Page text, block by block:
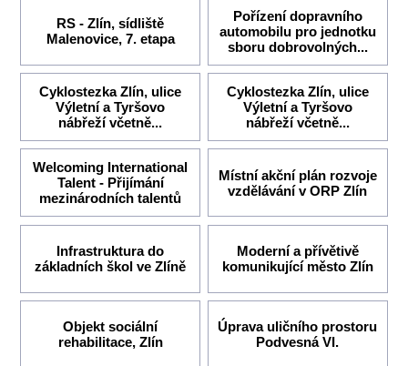
RS - Zlín, sídliště
Malenovice, 7. etapa
Pořízení dopravního
automobilu pro jednotku
sboru dobrovolných...
Cyklostezka Zlín, ulice
Výletní a Tyršovo
nábřeží včetně...
Cyklostezka Zlín, ulice
Výletní a Tyršovo
nábřeží včetně...
Welcoming International
Talent - Přijímání
mezinárodních talentů
Místní akční plán rozvoje
vzdělávání v ORP Zlín
Infrastruktura do
základních škol ve Zlíně
Moderní a přívětivě
komunikující město Zlín
Objekt sociální
rehabilitace, Zlín
Úprava uličního prostoru
Podvesná VI.